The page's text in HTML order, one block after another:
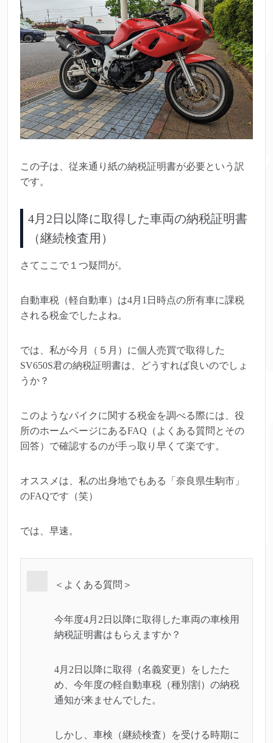
この子は、従来通り紙の納税証明書が必要という訳
です。
4月2日以降に取得した車両の納税証明書
（継続検査用）
さてここで１つ疑問が。
自動車税（軽自動車）は4月1日時点の所有車に課税
される税金でしたよね。
では、私が今月（５月）に個人売買で取得した
SV650S君の納税証明書は、どうすれば良いのでしょ
うか？
このようなバイクに関する税金を調べる際には、役
所のホームページにあるFAQ（よくある質問とその
回答）で確認するのが手っ取り早くて楽です。
オススメは、私の出身地でもある「奈良県生駒市」
のFAQです（笑）
では、早速。
＜よくある質問＞
今年度4月2日以降に取得した車両の車検用
納税証明書はもらえますか？
4月2日以降に取得（名義変更）をしたた
め、今年度の軽自動車税（種別割）の納税
通知が来ませんでした。
しかし、車検（継続検査）を受ける時期に